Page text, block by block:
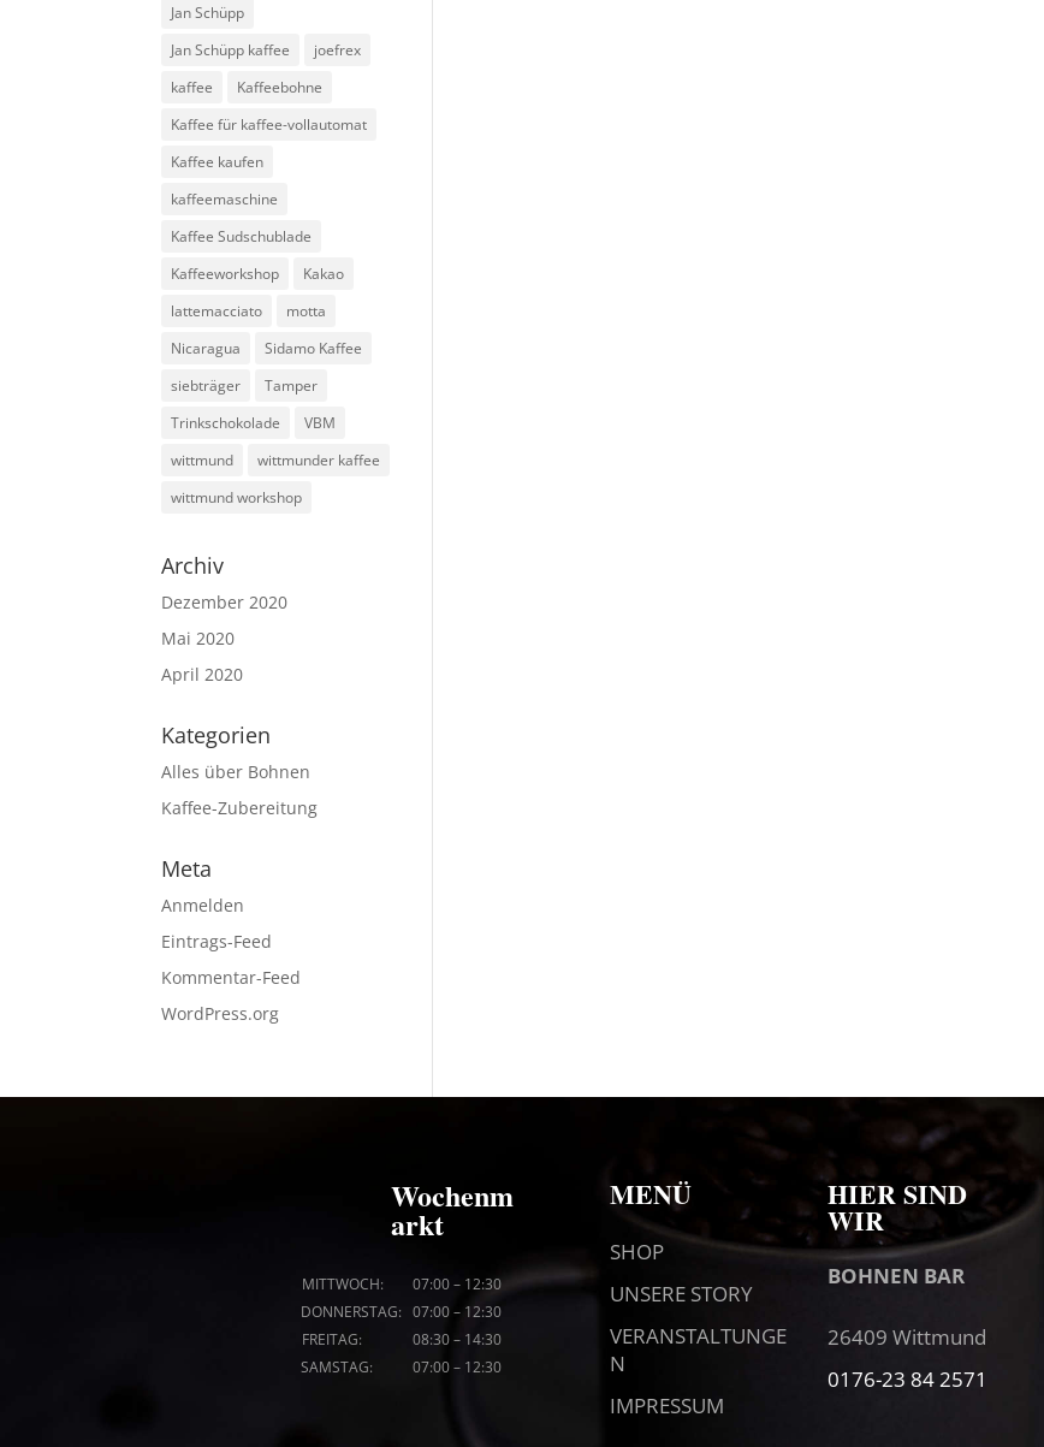
Jan Schüpp
Jan Schüpp kaffee
joefrex
kaffee
Kaffeebohne
Kaffee für kaffee-vollautomat
Kaffee kaufen
kaffeemaschine
Kaffee Sudschublade
Kaffeeworkshop
Kakao
lattemacciato
motta
Nicaragua
Sidamo Kaffee
siebträger
Tamper
Trinkschokolade
VBM
wittmund
wittmunder kaffee
wittmund workshop
Archiv
Dezember 2020
Mai 2020
April 2020
Kategorien
Alles über Bohnen
Kaffee-Zubereitung
Meta
Anmelden
Eintrags-Feed
Kommentar-Feed
WordPress.org
Wochenm
arkt
MITTWOCH: 07:00–12:30
DONNERSTAG: 07:00– 12:30
FREITAG: 08:30–14:30
SAMSTAG: 07:00– 12:30
MENÜ
SHOP
UNSERE STORY
VERANSTALTUNGE
N
IMPRESSUM
HIER SIND
WIR
BOHNEN BAR
26409 Wittmund
0176-23 84 2571